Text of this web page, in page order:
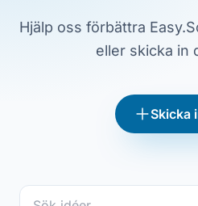
Hjälp oss förbättra
eller skicka in
Skicka